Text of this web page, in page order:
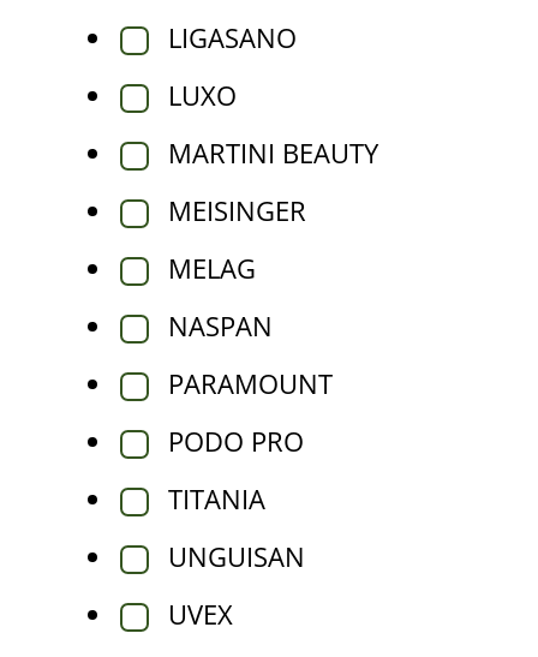
LIGASANO
LUXO
MARTINI BEAUTY
MEISINGER
MELAG
NASPAN
PARAMOUNT
PODO PRO
TITANIA
UNGUISAN
UVEX